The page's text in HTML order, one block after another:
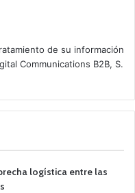
de su información
Communications B2B, S.
logística entre las